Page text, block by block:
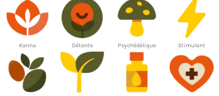
Kanna Détente Psychédélique Stimulant